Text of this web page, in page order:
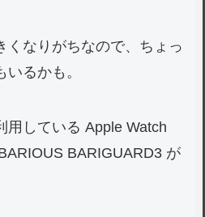
くなりがちなので、ちょっ
るかも。
用している Apple Watch
BARIGUARD3 が